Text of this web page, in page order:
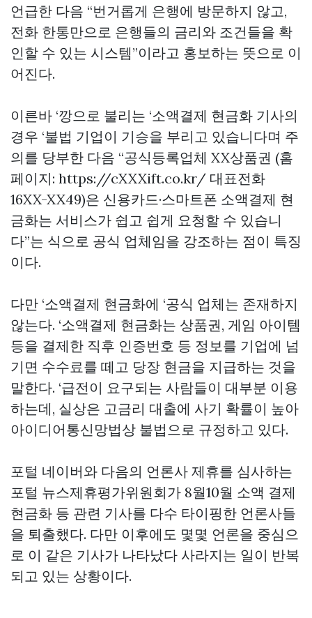
언급한 다음 “번거롭게 은행에 방문하지 않고,
전화 한통만으로 은행들의 금리와 조건들을 확
인할 수 있는 시스템”이라고 홍보하는 뜻으로 이
어진다.
이른바 ‘깡으로 불리는 ‘소액결제 현금화 기사의
경우 ‘불법 기업이 기승을 부리고 있습니다며 주
의를 당부한 다음 “공식등록업체 XX상품권 (홈
페이지: https://cXXXift.co.kr/ 대표전화
16XX-XX49)은 신용카드·스마트폰 소액결제 현
금화는 서비스가 쉽고 쉽게 요청할 수 있습니
다”는 식으로 공식 업체임을 강조하는 점이 특징
이다.
다만 ‘소액결제 현금화에 ‘공식 업체는 존재하지
않는다. ‘소액결제 현금화는 상품권, 게임 아이템
등을 결제한 직후 인증번호 등 정보를 기업에 넘
기면 수수료를 떼고 당장 현금을 지급하는 것을
말한다. ‘급전이 요구되는 사람들이 대부분 이용
하는데, 실상은 고금리 대출에 사기 확률이 높아
아이디어통신망법상 불법으로 규정하고 있다.
포털 네이버와 다음의 언론사 제휴를 심사하는
포털 뉴스제휴평가위원회가 8월10월 소액 결제
현금화 등 관련 기사를 다수 타이핑한 언론사들
을 퇴출했다. 다만 이후에도 몇몇 언론을 중심으
로 이 같은 기사가 나타났다 사라지는 일이 반복
되고 있는 상황이다.